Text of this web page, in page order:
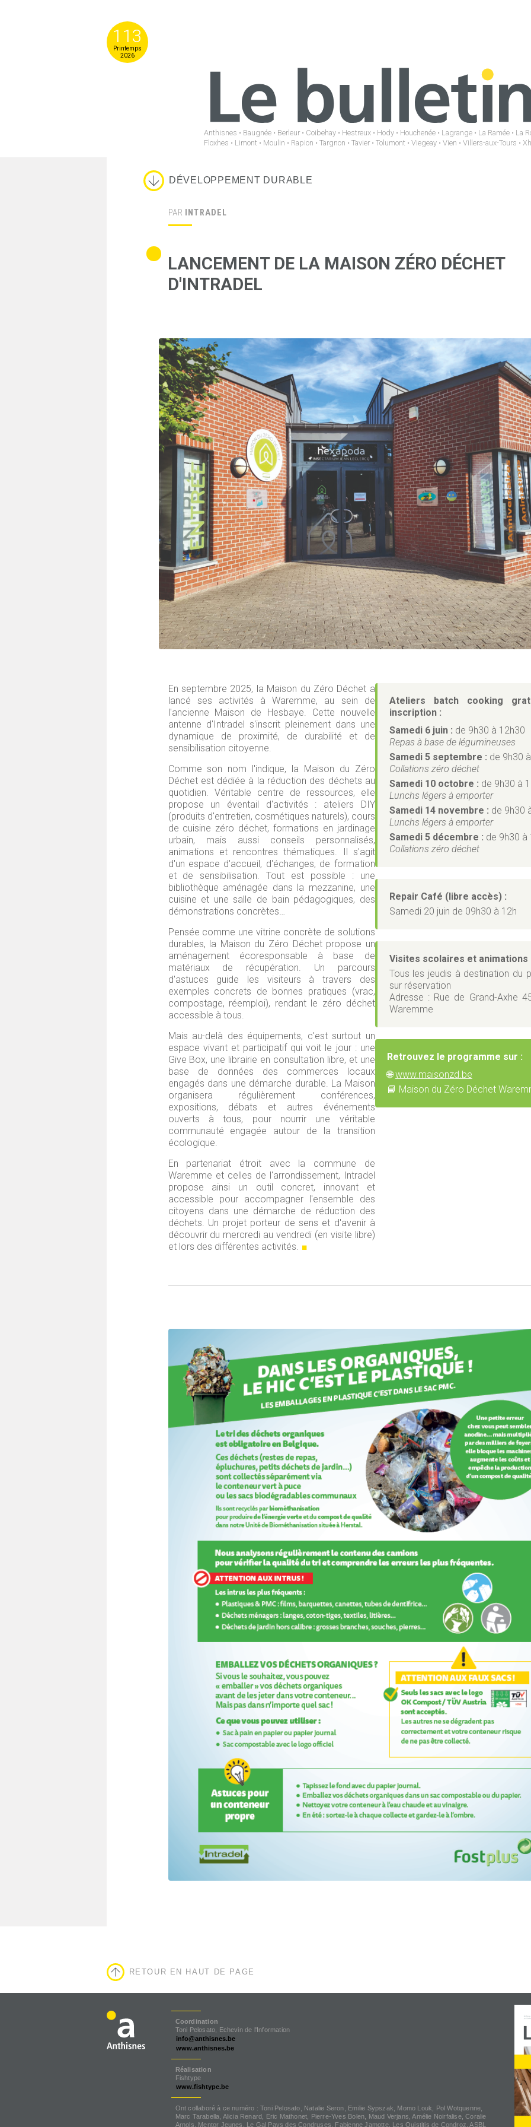
113
Printemps
2026
Anthisnes • Baugnée • Berleur • Coibehay • Hestreux • Hody • Houchenée • Lagrange • La Ramée • La
Floxhes • Limont • Moulin • Rapion • Targnon • Tavier • Tolumont • Viegeay • Vien • Villers-aux-Tours •
DÉVELOPPEMENT DURABLE
PAR INTRADEL
LANCEMENT DE LA MAISON ZÉRO DÉCHET
D'INTRADEL
En septembre 2025, la Maison du Zéro Déchet a
lancé ses activités à Waremme, au sein de
l'ancienne Maison de Hesbaye. Cette nouvelle
antenne d'Intradel s'inscrit pleinement dans une
dynamique de proximité, de durabilité et de
sensibilisation citoyenne.
Comme son nom l'indique, la Maison du Zéro
Déchet est dédiée à la réduction des déchets au
quotidien. Véritable centre de ressources, elle
propose un éventail d'activités : ateliers DIY
(produits d'entretien, cosmétiques naturels), cours
de cuisine zéro déchet, formations en jardinage
urbain, mais aussi conseils personnalisés,
animations et rencontres thématiques. Il s'agit
d'un espace d'accueil, d'échanges, de formation
et de sensibilisation. Tout est possible : une
bibliothèque aménagée dans la mezzanine, une
cuisine et une salle de bain pédagogiques, des
démonstrations concrètes…
Pensée comme une vitrine concrète de solutions
durables, la Maison du Zéro Déchet propose un
aménagement écoresponsable à base de
matériaux de récupération. Un parcours
d'astuces guide les visiteurs à travers des
exemples concrets de bonnes pratiques (vrac,
compostage, réemploi), rendant le zéro déchet
accessible à tous.
Mais au-delà des équipements, c'est surtout un
espace vivant et participatif qui voit le jour : une
Give Box, une librairie en consultation libre, et une
base de données des commerces locaux
engagés dans une démarche durable. La Maison
organisera régulièrement conférences,
expositions, débats et autres événements
ouverts à tous, pour nourrir une véritable
communauté engagée autour de la transition
écologique.
En partenariat étroit avec la commune de
Waremme et celles de l'arrondissement, Intradel
propose ainsi un outil concret, innovant et
accessible pour accompagner l'ensemble des
citoyens dans une démarche de réduction des
déchets. Un projet porteur de sens et d'avenir à
découvrir du mercredi au vendredi (en visite libre)
et lors des différentes activités. ■
Ateliers batch cooking
inscription :
Samedi 6 juin : de 9h30 à 12h30
Repas à base de légumineuses
Samedi 5 septembre : de 9h30
Collations zéro déchet
Samedi 10 octobre : de 9h30 à
Lunchs légers à emporter
Samedi 14 novembre : de 9h30
Lunchs légers à emporter
Samedi 5 décembre : de 9h30 à
Collations zéro déchet
Repair Café (libre accès) :
Samedi 20 juin de 09h30 à 12h
Visites scolaires et animations
Tous les jeudis à destination du
sur réservation
Adresse : Rue de Grand-Axhe
Waremme
Retrouvez le programme sur :
🌐www.maisonzd.be
📘 Maison du Zéro Déchet
RETOUR EN HAUT DE PAGE
Coordination
Toni Pelosato, Echevin de l'Information
info@anthisnes.be
www.anthisnes.be
Réalisation
Fishtype
www.fishtype.be
Ont collaboré à ce numéro : Toni Pelosato, Natalie Seron, Emilie Sypszak, Momo Louk, Pol Wotquenne,
Marc Tarabella, Alicia Renard, Eric Mathonet, Pierre-Yves Bolen, Maud Verjans, Amélie Noirfalise, Coralie
Arnols, Mentor Jeunes, Le Gal Pays des Condruses, Fabienne Jamotte, Les Ouistitis de Condroz, ASBL